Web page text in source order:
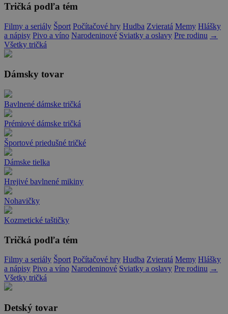
Tričká podľa tém
Filmy a seriály Šport Počítačové hry Hudba Zvieratá Memy Hlášky
a nápisy Pivo a víno Narodeninové Sviatky a oslavy Pre rodinu →
Všetky tričká
Dámsky tovar
Bavlnené dámske tričká
Prémiové dámske tričká
Športové priedušné tričké
Dámske tielka
Hrejivé bavlnené mikiny
Nohavičky
Kozmetické taštičky
Tričká podľa tém
Filmy a seriály Šport Počítačové hry Hudba Zvieratá Memy Hlášky
a nápisy Pivo a víno Narodeninové Sviatky a oslavy Pre rodinu →
Všetky tričká
Detský tovar